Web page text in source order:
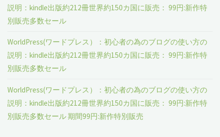
説明：kindle出版約212冊世界約150カ国に販売： 99円:新作特
別販売多数セール
WorldPress(ワードプレス）：初心者の為のブログの使い方の
説明：kindle出版約212冊世界約150カ国に販売： 99円:新作特
別販売多数セール
WorldPress(ワードプレス）：初心者の為のブログの使い方の
説明：kindle出版約212冊世界約150カ国に販売： 99円:新作特
別販売多数セール 期間99円:新作特別販売